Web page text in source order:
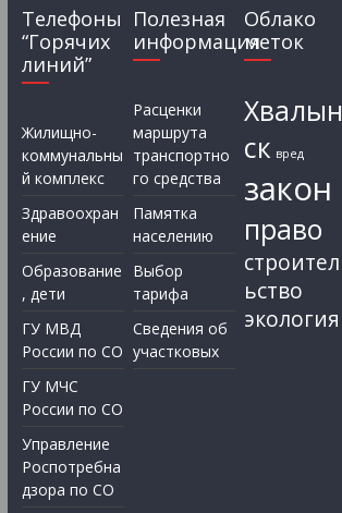
Телефоны
“Горячих
линий”
Жилищно-
коммунальны
й комплекс
Здравоохран
ение
Образование
, дети
ГУ МВД
России по СО
ГУ МЧС
России по СО
Управление
Роспотребна
дзора по СО
Полезная
информация
Расценки
маршрута
транспортно
го средства
Памятка
населению
Выбор
тарифа
Сведения об
участковых
Облако
меток
Хвалын
ск вред
закон
право
строител
ьство
экология